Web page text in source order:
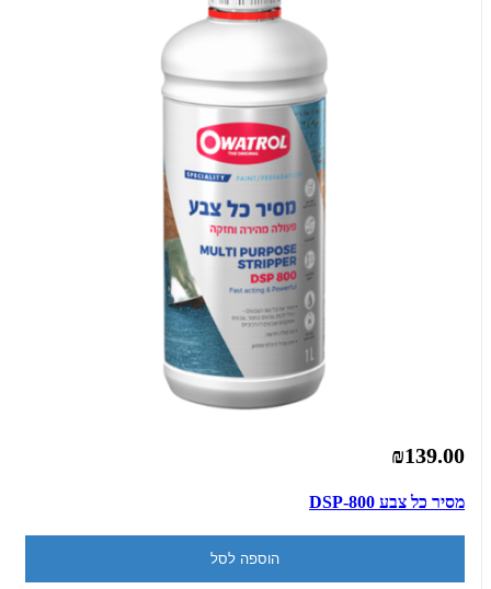
₪139.00
מסיר כל צבע DSP-800
הוספה לסל